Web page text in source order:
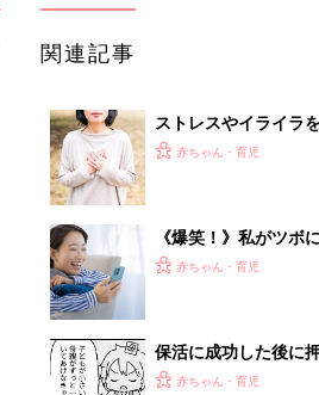
関連記事
ストレスやイライラ
みて！手軽にすぐで
赤ちゃん・育児
《爆笑！》私がツボ
ング赤ちゃん・育児
保活に成功した後に
「大事な子どもを預
赤ちゃん・育児